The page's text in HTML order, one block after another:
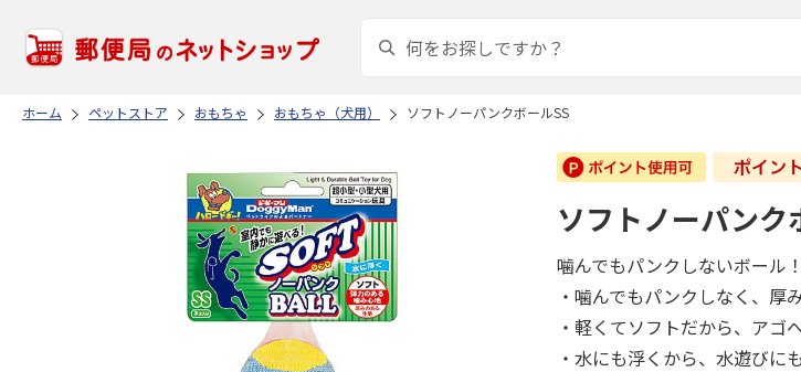
ホーム ペットストア おもちゃ おもちゃ（犬用） ソフトノーパンクボールSS
ソフトノーパンク
噛んでもパンクしないボール！
・噛んでもパンクしなく、厚
・軽くてソフトだから、アゴ
・水にも浮くから、水遊びに